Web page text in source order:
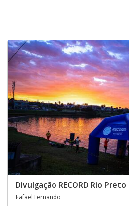
Divulgação RECORD Rio Preto
Rafael Fernando